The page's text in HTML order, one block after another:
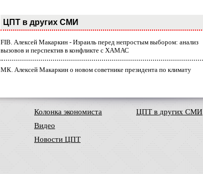
ЦПТ в других СМИ
FIB. Алексей Макаркин - Израиль перед непростым выбором: анализ
вызовов и перспектив в конфликте с ХАМАС
МК. Алексей Макаркин о новом советнике президента по климату
Колонка экономиста
Видео
Новости ЦПТ
ЦПТ в других СМИ